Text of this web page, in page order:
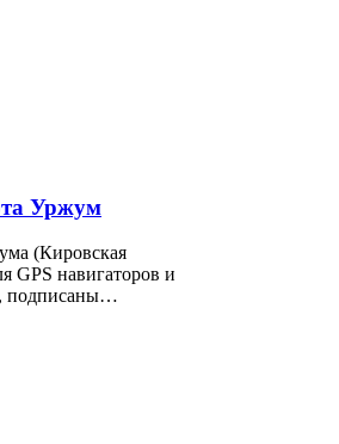
Уржум
(Кировская
GPS навигаторов и
подписаны…